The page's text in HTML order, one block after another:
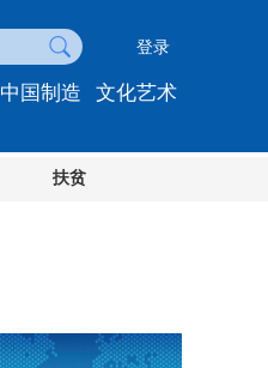
登录
扶贫
中国制造 文化艺术